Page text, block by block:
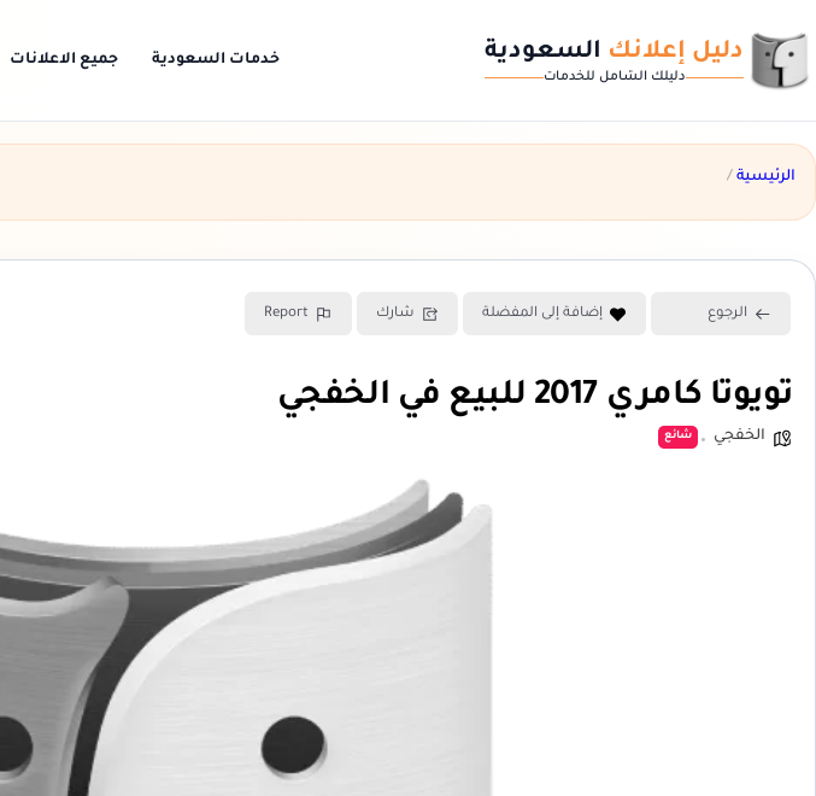
دليل إعلانك السعودية
دليلك الشامل للخدمات
خدمات السعودية جميع الاعلانات
الرئيسية /
الرجوع إضافة إلى المفضلة شارك Report
تويوتا كامري 2017 للبيع في الخفجي
الخفجي شائع